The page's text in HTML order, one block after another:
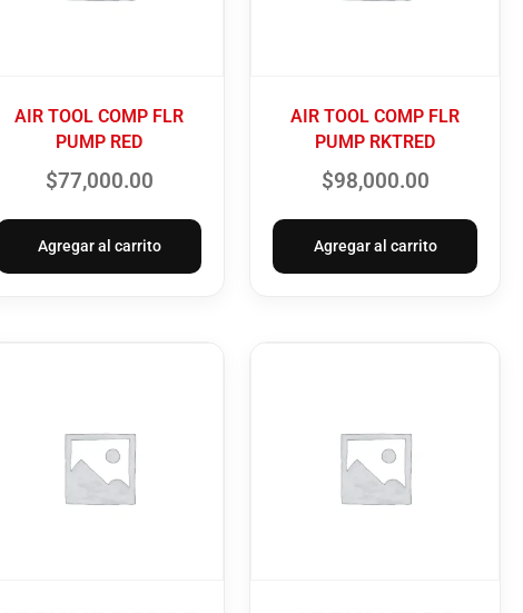
AIR TOOL COMP FLR
PUMP RED
$77,000.00
Agregar al carrito
AIR TOOL COMP FLR
PUMP RKTRED
$98,000.00
Agregar al carrito